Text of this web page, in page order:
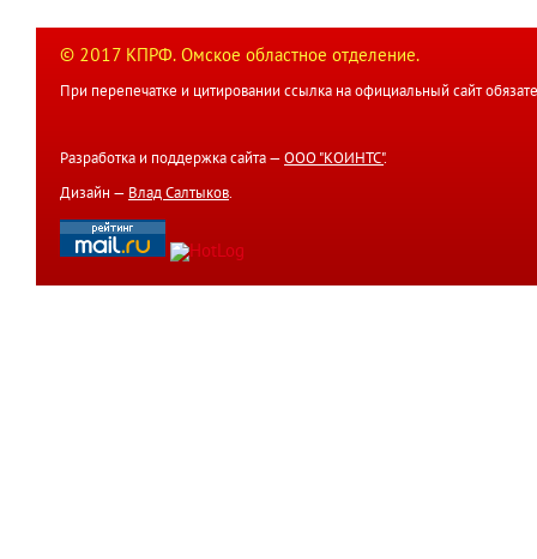
© 2017 КПРФ. Омское областное отделение.
При перепечатке и цитировании ссылка на официальный сайт
Разработка и поддержка сайта — ООО "КОИНТС".
Дизайн — Влад Салтыков.